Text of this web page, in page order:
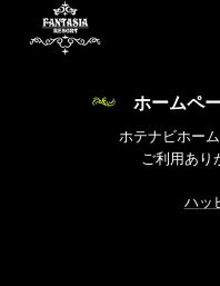
ホームペ
ホテナビホー
ご利用あり
ハッ